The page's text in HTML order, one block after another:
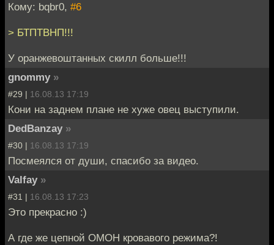
Кому: bqbr0, #6
> БТПТВНП!!!
У оранжевоштанных скилл больше!!!
gnommy »
#29 | 16.08.13 17:19
Кони на заднем плане не хуже овец выступили.
DedBanzay »
#30 | 16.08.13 17:19
Посмеялся от души, спасибо за видео.
Valfay »
#31 | 16.08.13 17:23
Это прекрасно :)
А где же цепной ОМОН кровавого режима?!